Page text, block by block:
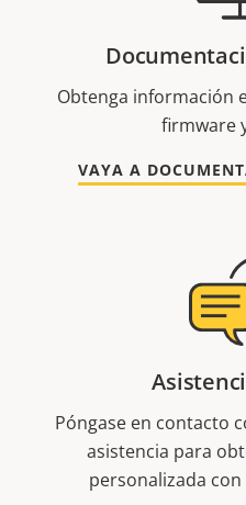
Obtenga información
firmware
VAYA A
Póngase en contacto
asistencia para
personalizada